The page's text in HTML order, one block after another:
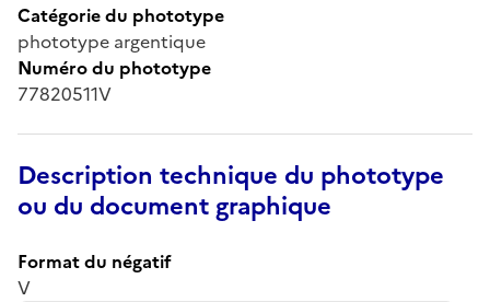
Catégorie du phototype
phototype argentique
Numéro du phototype
77820511V
Description technique du phototype
ou du document graphique
Format du négatif
V